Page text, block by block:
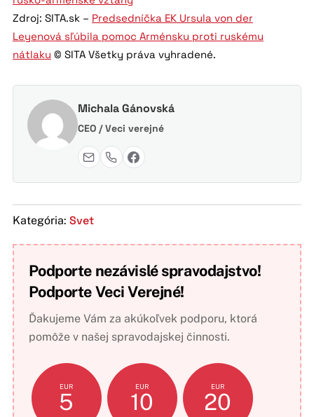
Zdroj: SITA.sk – Predsedníčka EK Ursula von der
Leyenová sľúbila pomoc Arménsku proti ruskému
nátlaku © SITA Všetky práva vyhradené.
Michala Gánovská
CEO / Veci verejné
Kategória: Svet
Podporte nezávislé spravodajstvo!
Podporte Veci Verejné!
Ďakujeme Vám za akúkoľvek podporu, ktorá
pomôže v našej spravodajskej činnosti.
EUR
5
EUR
10
EUR
20